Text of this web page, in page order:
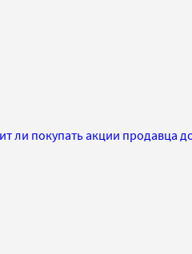
ли покупать акции продавца